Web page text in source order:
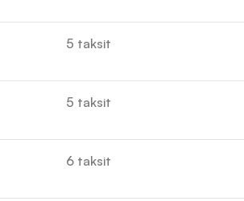
5 taksit
5 taksit
6 taksit